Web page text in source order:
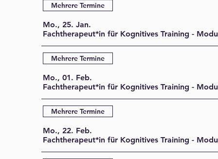
Mehrere Termine
Mo., 25. Jan.
Fachtherapeut*in für Kognitives Training -
Mehrere Termine
Mo., 01. Feb.
Fachtherapeut*in für Kognitives Training -
Mehrere Termine
Mo., 22. Feb.
Fachtherapeut*in für Kognitives Training -